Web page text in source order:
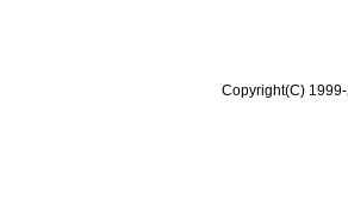
Copyright(C)